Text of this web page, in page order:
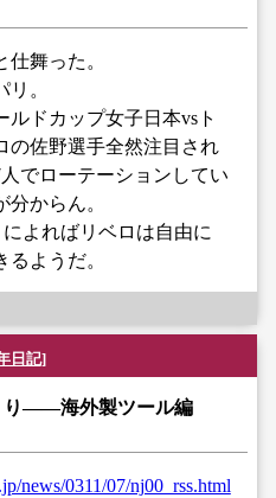
舞った。
。
ルドカップ女子日本vsト
の佐野選手全然注目され
でローテーションしてい
からん。
によればリベロは自由に
ようだ。
日記]
り――海外製ツール編
news/0311/07/nj00_rss.html